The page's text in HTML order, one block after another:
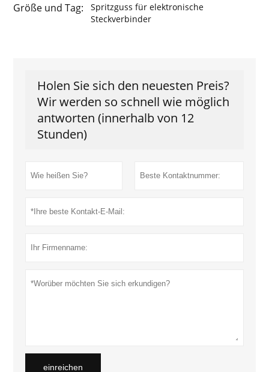
Größe und Tag:
Spritzguss für elektronische
Steckverbinder
Holen Sie sich den neuesten Preis?
Wir werden so schnell wie möglich
antworten (innerhalb von 12
Stunden)
einreichen